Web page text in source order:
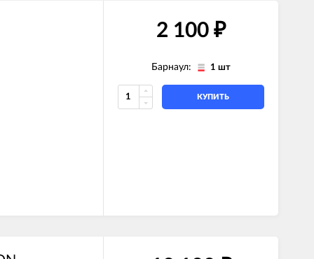
2 100 ₽
Барнаул: 1 шт
КУПИТЬ